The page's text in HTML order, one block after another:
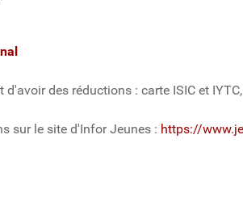
des réductions : carte ISIC et
sur le site d'Infor Jeunes : https://